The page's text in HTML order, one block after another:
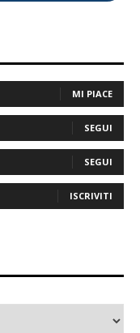
MI PIACE
SEGUI
SEGUI
ISCRIVITI